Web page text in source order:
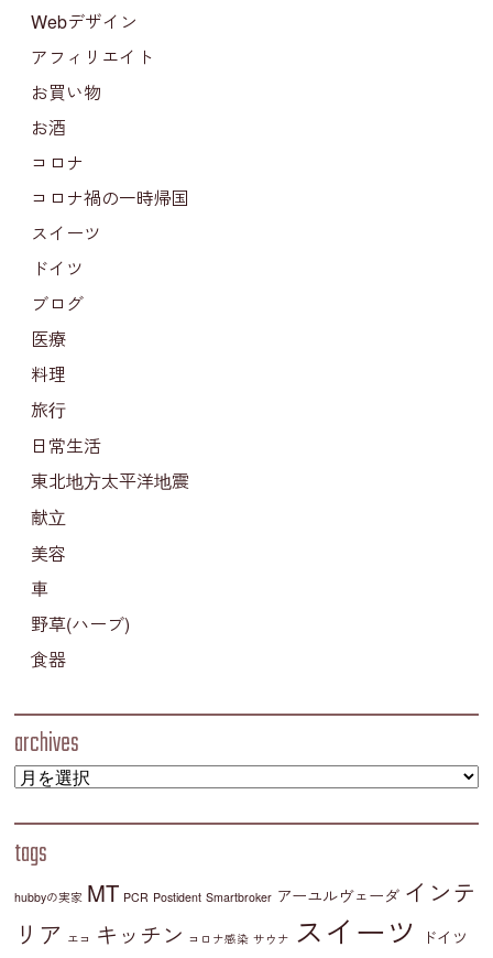
Webデザイン
アフィリエイト
お買い物
お酒
コロナ
コロナ禍の一時帰国
スイーツ
ドイツ
ブログ
医療
料理
旅行
日常生活
東北地方太平洋地震
献立
美容
車
野草(ハーブ)
食器
archives
tags
hubbyの実家 MT PCR Postident Smartbroker アーユルヴェーダ インテ
リア エコ キッチン コロナ感染 サウナ スイーツ ドイツ